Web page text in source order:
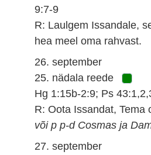
9:7-9
R: Laulgem Issandale,
hea meel oma rahvast.
26. september
25. nädala reede
Hg 1:15b-2:9; Ps
R: Oota Issandat, Tema
või p p-d Cosmas ja
27. september